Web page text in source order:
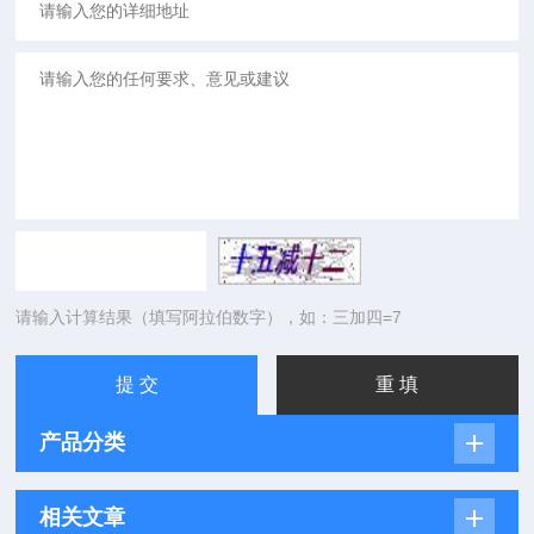
请输入计算结果（填写阿拉伯数字），如：三加四=7
产品分类
相关文章